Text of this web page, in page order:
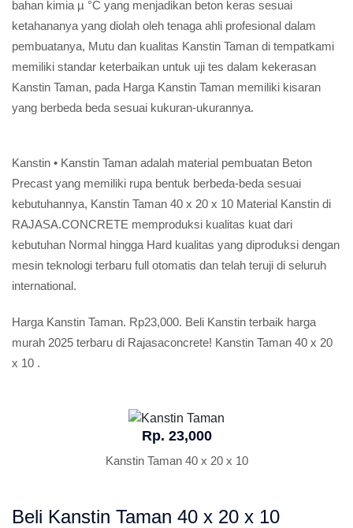
bahan kimia µ °C yang menjadikan beton keras sesuai
ketahananya yang diolah oleh tenaga ahli profesional dalam
pembuatanya, Mutu dan kualitas Kanstin Taman di tempatkami
memiliki standar keterbaikan untuk uji tes dalam kekerasan
Kanstin Taman, pada Harga Kanstin Taman memiliki kisaran
yang berbeda beda sesuai kukuran-ukurannya.
Kanstin • Kanstin Taman adalah material pembuatan Beton
Precast yang memiliki rupa bentuk berbeda-beda sesuai
kebutuhannya, Kanstin Taman 40 x 20 x 10 Material Kanstin di
RAJASA.CONCRETE memproduksi kualitas kuat dari
kebutuhan Normal hingga Hard kualitas yang diproduksi dengan
mesin teknologi terbaru full otomatis dan telah teruji di seluruh
international.
Harga Kanstin Taman. Rp23,000. Beli Kanstin terbaik harga
murah 2025 terbaru di Rajasaconcrete! Kanstin Taman 40 x 20
x 10 .
Rp. 23,000
Kanstin Taman 40 x 20 x 10
Beli Kanstin Taman 40 x 20 x 10